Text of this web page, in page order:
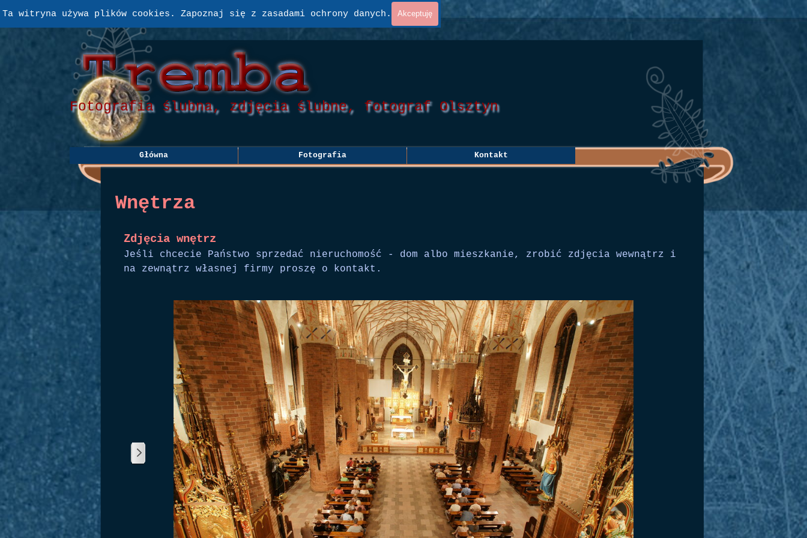
Ta witryna używa plików cookies. Zapoznaj się z zasadami ochrony danych. Akceptuję
Pomiń menu
Główna Fotografia ▼
Kontakt
Fotografia ślubna, zdjęcia ślubne, fotograf Olsztyn
Wnętrza
Zdjęcia wnętrz
Jeśli chcecie Państwo sprzedać nieruchomość - dom albo mieszkanie, zrobić zdjęcia wewnątrz i
na zewnątrz własnej firmy proszę o kontakt.